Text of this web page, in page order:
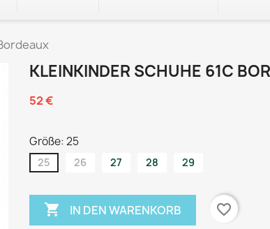
KLEINKINDER SCHUHE 61C
52 €
Größe: 25
25 26 27 28 29
 IN DEN WARENKORB
favorite_border